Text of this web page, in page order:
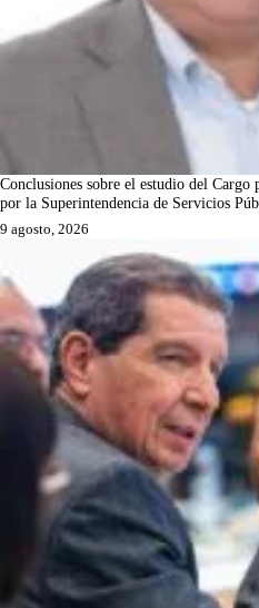
Conclusiones sobre el estudio del
por la Superintendencia de Servicios
9 agosto, 2026